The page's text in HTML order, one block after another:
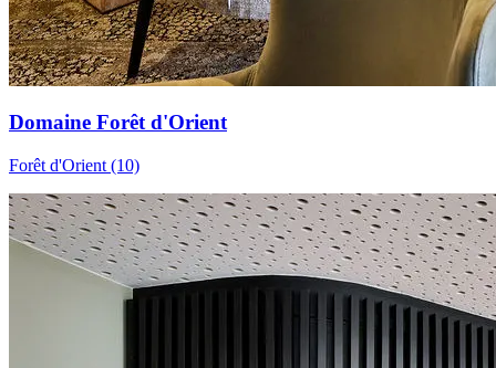
Domaine Forêt d'Orient
Forêt d'Orient (10)